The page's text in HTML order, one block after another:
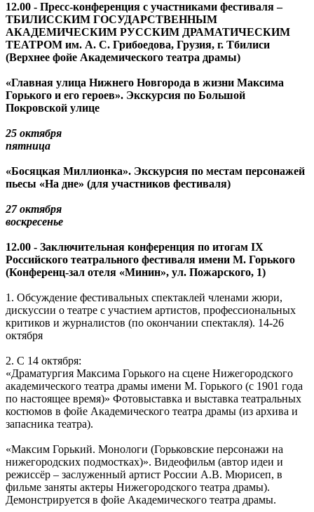
12.00 - Пресс-конференция с участниками фестиваля –
ТБИЛИССКИМ ГОСУДАРСТВЕННЫМ
АКАДЕМИЧЕСКИМ РУССКИМ ДРАМАТИЧЕСКИМ
ТЕАТРОМ им. А. С. Грибоедова, Грузия, г. Тбилиси
(Верхнее фойе Академического театра драмы)
«Главная улица Нижнего Новгорода в жизни Максима
Горького и его героев». Экскурсия по Большой
Покровской улице
25 октября
пятница
«Босяцкая Миллионка». Экскурсия по местам персонажей
пьесы «На дне» (для участников фестиваля)
27 октября
воскресенье
12.00 - Заключительная конференция по итогам IX
Российского театрального фестиваля имени М. Горького
(Конференц-зал отеля «Минин», ул. Пожарского, 1)
1. Обсуждение фестивальных спектаклей членами жюри,
дискуссии о театре с участием артистов, профессиональных
критиков и журналистов (по окончании спектакля). 14-26
октября
2. С 14 октября:
«Драматургия Максима Горького на сцене Нижегородского
академического театра драмы имени М. Горького (с 1901 года
по настоящее время)» Фотовыставка и выставка театральных
костюмов в фойе Академического театра драмы (из архива и
запасника театра).
«Максим Горький. Монологи (Горьковские персонажи на
нижегородских подмостках)». Видеофильм (автор идеи и
режиссёр – заслуженный артист России А.В. Мюрисеп, в
фильме заняты актеры Нижегородского театра драмы).
Демонстрируется в фойе Академического театра драмы.